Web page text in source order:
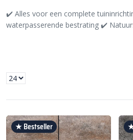
✔️ Alles voor een complete
waterpasserende bestrating ✔️
★ Bestseller